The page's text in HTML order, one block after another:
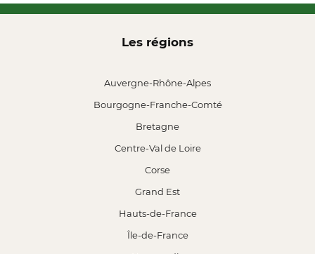
Les régions
Auvergne-Rhône-Alpes
Bourgogne-Franche-Comté
Bretagne
Centre-Val de Loire
Corse
Grand Est
Hauts-de-France
Île-de-France